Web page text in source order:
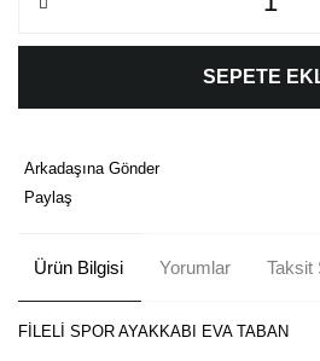
SEPETE
Arkadaşına Gönder
Paylaş
Ürün Bilgisi Yorumlar Taksit
FİLELİ SPOR AYAKKABI EVA TABAN